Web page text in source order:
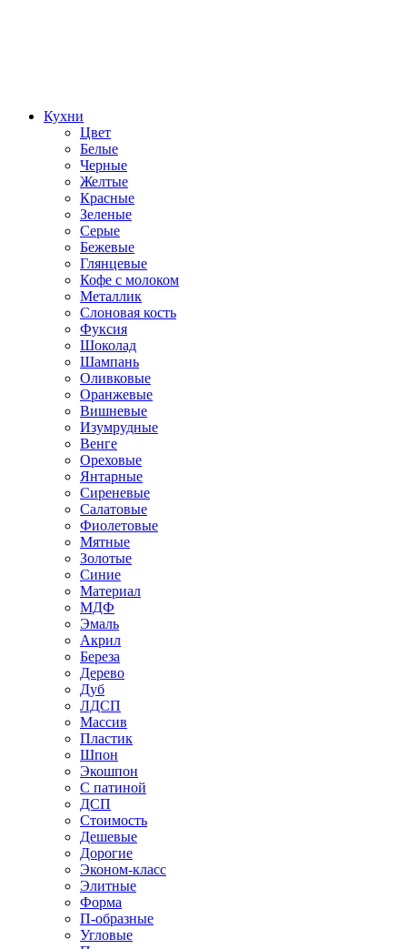
Кухни
Цвет
Белые
Черные
Желтые
Красные
Зеленые
Серые
Бежевые
Глянцевые
Кофе с молоком
Металлик
Слоновая кость
Фуксия
Шоколад
Шампань
Оливковые
Оранжевые
Вишневые
Изумрудные
Венге
Ореховые
Янтарные
Сиреневые
Салатовые
Фиолетовые
Мятные
Золотые
Синие
Материал
МДФ
Эмаль
Акрил
Береза
Дерево
Дуб
ЛДСП
Массив
Пластик
Шпон
Экошпон
С патиной
ДСП
Стоимость
Дешевые
Дорогие
Эконом-класс
Элитные
Форма
П-образные
Угловые